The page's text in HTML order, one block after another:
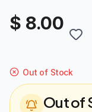
$ 8.00
Out of Stock
Out of